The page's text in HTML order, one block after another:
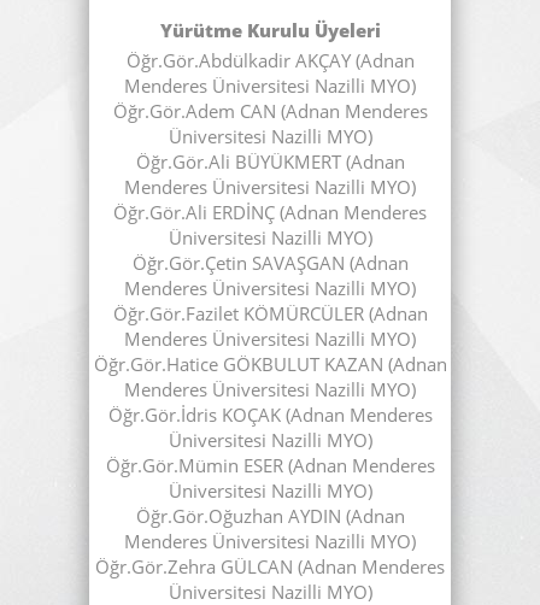
Yürütme Kurulu Üyeleri
Öğr.Gör.Abdülkadir AKÇAY (Adnan
Menderes Üniversitesi Nazilli MYO)
Öğr.Gör.Adem CAN (Adnan Menderes
Üniversitesi Nazilli MYO)
Öğr.Gör.Ali BÜYÜKMERT (Adnan
Menderes Üniversitesi Nazilli MYO)
Öğr.Gör.Ali ERDİNÇ (Adnan Menderes
Üniversitesi Nazilli MYO)
Öğr.Gör.Çetin SAVAŞGAN (Adnan
Menderes Üniversitesi Nazilli MYO)
Öğr.Gör.Fazilet KÖMÜRCÜLER (Adnan
Menderes Üniversitesi Nazilli MYO)
Öğr.Gör.Hatice GÖKBULUT KAZAN (Adnan
Menderes Üniversitesi Nazilli MYO)
Öğr.Gör.İdris KOÇAK (Adnan Menderes
Üniversitesi Nazilli MYO)
Öğr.Gör.Mümin ESER (Adnan Menderes
Üniversitesi Nazilli MYO)
Öğr.Gör.Oğuzhan AYDIN (Adnan
Menderes Üniversitesi Nazilli MYO)
Öğr.Gör.Zehra GÜLCAN (Adnan Menderes
Üniversitesi Nazilli MYO)